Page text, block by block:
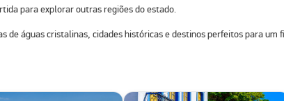
para explorar outras regiões do estado.
de águas cristalinas, cidades históricas e destinos perfeitos para um